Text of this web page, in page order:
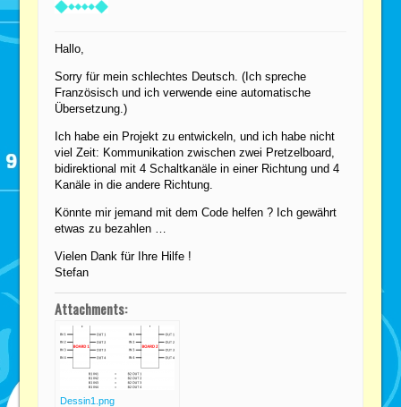
Hallo,
Sorry für mein schlechtes Deutsch. (Ich spreche
Französisch und ich verwende eine automatische
Übersetzung.)
Ich habe ein Projekt zu entwickeln, und ich habe nicht
viel Zeit: Kommunikation zwischen zwei Pretzelboard,
bidirektional mit 4 Schaltkanäle in einer Richtung und 4
Kanäle in die andere Richtung.
Könnte mir jemand mit dem Code helfen ? Ich gewährt
etwas zu bezahlen …
Vielen Dank für Ihre Hilfe !
Stefan
Attachments:
Dessin1.png